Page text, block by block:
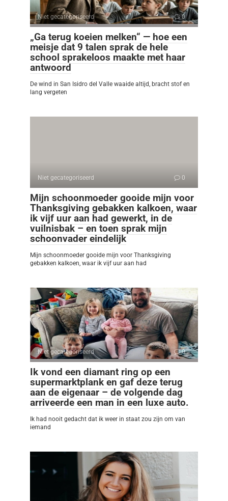
Niet gecategoriseerd 0
„Ga terug koeien melken“ — hoe een
meisje dat 9 talen sprak de hele
school sprakeloos maakte met haar
antwoord
De wind in San Isidro del Valle waaide altijd, bracht stof en
lang vergeten
Niet gecategoriseerd 0
Mijn schoonmoeder gooide mijn voor
Thanksgiving gebakken kalkoen, waar
ik vijf uur aan had gewerkt, in de
vuilnisbak – en toen sprak mijn
schoonvader eindelijk
Mijn schoonmoeder gooide mijn voor Thanksgiving
gebakken kalkoen, waar ik vijf uur aan had
Niet gecategoriseerd 0
Ik vond een diamant ring op een
supermarktplank en gaf deze terug
aan de eigenaar – de volgende dag
arriveerde een man in een luxe auto.
Ik had nooit gedacht dat ik weer in staat zou zijn om van
iemand